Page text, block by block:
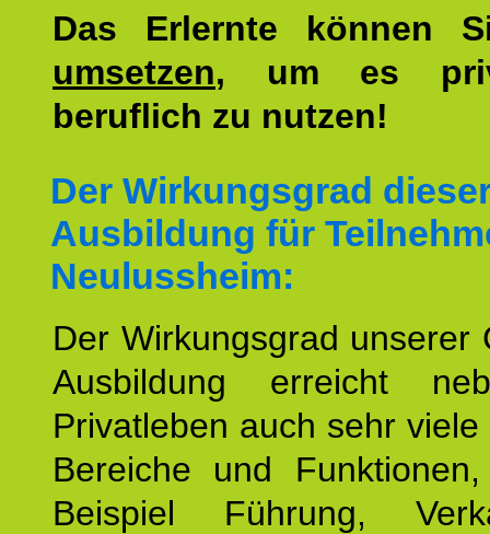
Das Erlernte können
umsetzen, um es
beruflich zu nutzen!
Der Wirkungsgrad
Ausbildung für
Neulussheim:
Der Wirkungsgrad unserer
Ausbildung erreicht
Privatleben auch sehr
Bereiche und
Beispiel Führung,